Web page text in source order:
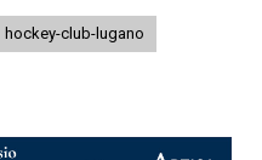
hockey-club-lugano